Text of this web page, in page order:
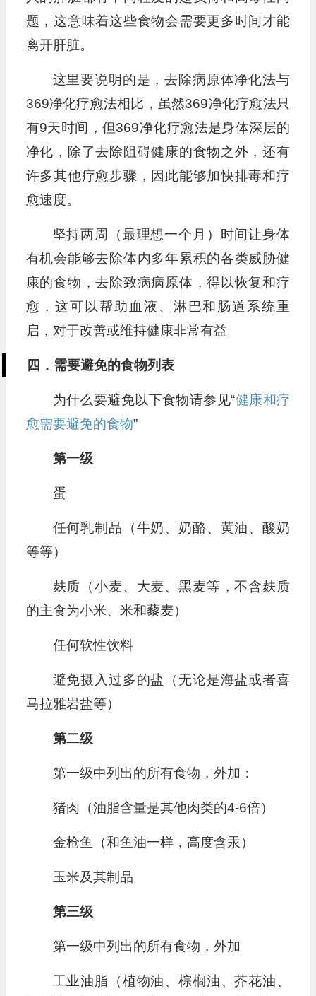
题，这意味着这些食物会需要更多时间才能
离开肝脏。
这里要说明的是，去除病原体净化法与
369净化疗愈法相比，虽然369净化疗愈法只
有9天时间，但369净化疗愈法是身体深层的
净化，除了去除阻碍健康的食物之外，还有
许多其他疗愈步骤，因此能够加快排毒和疗
愈速度。
坚持两周（最理想一个月）时间让身体
有机会能够去除体内多年累积的各类威胁健
康的食物，去除致病病原体，得以恢复和疗
愈，这可以帮助血液、淋巴和肠道系统重
启，对于改善或维持健康非常有益。
四．需要避免的食物列表
为什么要避免以下食物请参见“健康和疗
愈需要避免的食物”
第一级
蛋
任何乳制品（牛奶、奶酪、黄油、酸奶
等等）
麸质（小麦、大麦、黑麦等，不含麸质
的主食为小米、米和藜麦）
任何软性饮料
避免摄入过多的盐（无论是海盐或者喜
马拉雅岩盐等）
第二级
第一级中列出的所有食物，外加：
猪肉（油脂含量是其他肉类的4-6倍）
金枪鱼（和鱼油一样，高度含汞）
玉米及其制品
第三级
第一级中列出的所有食物，外加
工业油脂（植物油、棕榈油、芥花油、